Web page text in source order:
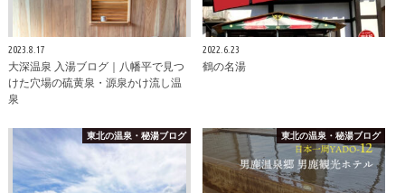
2023.8.17
大深温泉 入湯ブログ｜八幡平で見つ
けた穴場の硫黄泉・源泉かけ流し温
泉
2022.6.23
鶴の名湯
東北の温泉・秘湯ブログ 東北の温泉・秘湯ブログ